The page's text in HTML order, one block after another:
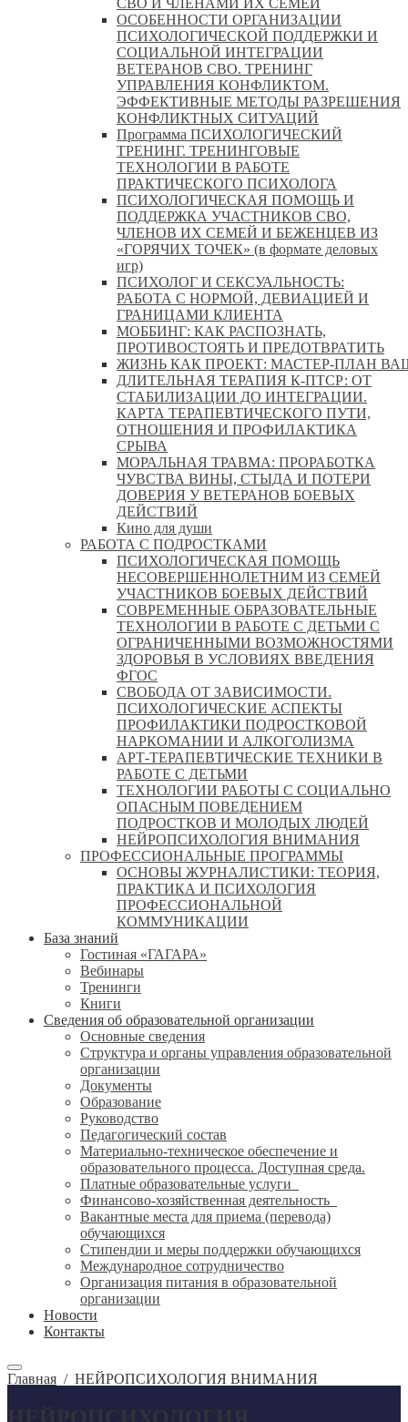
СВО И ЧЛЕНАМИ ИХ СЕМЕЙ
ОСОБЕННОСТИ ОРГАНИЗАЦИИ
ПСИХОЛОГИЧЕСКОЙ ПОДДЕРЖКИ И
СОЦИАЛЬНОЙ ИНТЕГРАЦИИ
ВЕТЕРАНОВ СВО. ТРЕНИНГ
УПРАВЛЕНИЯ КОНФЛИКТОМ.
ЭФФЕКТИВНЫЕ МЕТОДЫ РАЗРЕШЕНИЯ
КОНФЛИКТНЫХ СИТУАЦИЙ
Программа ПСИХОЛОГИЧЕСКИЙ
ТРЕНИНГ. ТРЕНИНГОВЫЕ
ТЕХНОЛОГИИ В РАБОТЕ
ПРАКТИЧЕСКОГО ПСИХОЛОГА
ПСИХОЛОГИЧЕСКАЯ ПОМОЩЬ И
ПОДДЕРЖКА УЧАСТНИКОВ СВО,
ЧЛЕНОВ ИХ СЕМЕЙ И БЕЖЕНЦЕВ ИЗ
«ГОРЯЧИХ ТОЧЕК» (в формате деловых
игр)
ПСИХОЛОГ И СЕКСУАЛЬНОСТЬ:
РАБОТА С НОРМОЙ, ДЕВИАЦИЕЙ И
ГРАНИЦАМИ КЛИЕНТА
МОББИНГ: КАК РАСПОЗНАТЬ,
ПРОТИВОСТОЯТЬ И ПРЕДОТВРАТИТЬ
ЖИЗНЬ КАК ПРОЕКТ: МАСТЕР‑ПЛАН
ДЛИТЕЛЬНАЯ ТЕРАПИЯ К-ПТСР: ОТ
СТАБИЛИЗАЦИИ ДО ИНТЕГРАЦИИ.
КАРТА ТЕРАПЕВТИЧЕСКОГО ПУТИ,
ОТНОШЕНИЯ И ПРОФИЛАКТИКА
СРЫВА
МОРАЛЬНАЯ ТРАВМА: ПРОРАБОТКА
ЧУВСТВА ВИНЫ, СТЫДА И ПОТЕРИ
ДОВЕРИЯ У ВЕТЕРАНОВ БОЕВЫХ
ДЕЙСТВИЙ
Кино для души
РАБОТА С ПОДРОСТКАМИ
ПСИХОЛОГИЧЕСКАЯ ПОМОЩЬ
НЕСОВЕРШЕННОЛЕТНИМ ИЗ СЕМЕЙ
УЧАСТНИКОВ БОЕВЫХ ДЕЙСТВИЙ
СОВРЕМЕННЫЕ ОБРАЗОВАТЕЛЬНЫЕ
ТЕХНОЛОГИИ В РАБОТЕ С ДЕТЬМИ С
ОГРАНИЧЕННЫМИ ВОЗМОЖНОСТЯМИ
ЗДОРОВЬЯ В УСЛОВИЯХ ВВЕДЕНИЯ
ФГОС
СВОБОДА ОТ ЗАВИСИМОСТИ.
ПСИХОЛОГИЧЕСКИЕ АСПЕКТЫ
ПРОФИЛАКТИКИ ПОДРОСТКОВОЙ
НАРКОМАНИИ И АЛКОГОЛИЗМА
АРТ-ТЕРАПЕВТИЧЕСКИЕ ТЕХНИКИ В
РАБОТЕ С ДЕТЬМИ
ТЕХНОЛОГИИ РАБОТЫ С СОЦИАЛЬНО
ОПАСНЫМ ПОВЕДЕНИЕМ
ПОДРОСТКОВ И МОЛОДЫХ ЛЮДЕЙ
НЕЙРОПСИХОЛОГИЯ ВНИМАНИЯ
ПРОФЕССИОНАЛЬНЫЕ ПРОГРАММЫ
ОСНОВЫ ЖУРНАЛИСТИКИ: ТЕОРИЯ,
ПРАКТИКА И ПСИХОЛОГИЯ
ПРОФЕССИОНАЛЬНОЙ
КОММУНИКАЦИИ
База знаний
Гостиная «ГАГАРА»
Вебинары
Тренинги
Книги
Сведения об образовательной организации
Основные сведения
Структура и органы управления образовательной
организации
Документы
Образование
Руководство
Педагогический состав
Материально-техническое обеспечение и
образовательного процесса. Доступная среда.
Платные образовательные услуги
Финансово-хозяйственная деятельность
Вакантные места для приема (перевода)
обучающихся
Стипендии и меры поддержки обучающихся
Международное сотрудничество
Организация питания в образовательной
организации
Новости
Контакты
Главная / НЕЙРОПСИХОЛОГИЯ ВНИМАНИЯ